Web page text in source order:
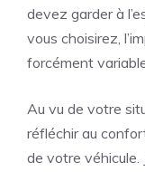
devez garder à
vous choisirez,
forcément
Au vu de votre
réfléchir au
de votre véhicule.